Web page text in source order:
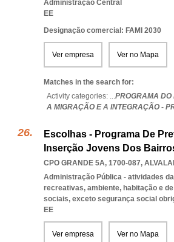
Administração Central
EE
Designação comercial: FAMI 2030
Ver empresa Ver no Mapa
Matches in the search for:
Activity categories: ...PROGRAMA DO
A MIGRAÇÃO E A INTEGRAÇÃO -
Escolhas - Programa De
Inserção Jovens Dos
CPO GRANDE 5A, 1700-087,
Administração Pública - atividades
recreativas, ambiente, habitação e
sociais, exceto segurança social
EE
Ver empresa Ver no Mapa